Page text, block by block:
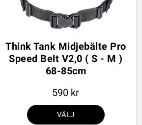
Think Tank Midjebälte Pro
Speed Belt V2,0 ( S - M )
68-85cm
590
VÄLJ